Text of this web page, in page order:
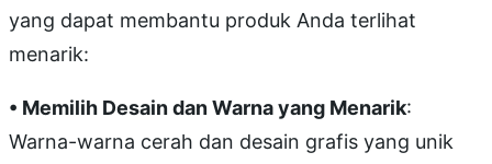
yang dapat membantu produk Anda terlihat
menarik:
• Memilih Desain dan Warna yang Menarik:
Warna-warna cerah dan desain grafis yang unik